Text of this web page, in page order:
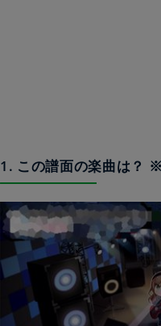
1. この譜面の楽曲は？